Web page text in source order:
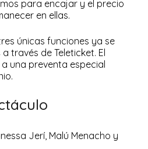
para encajar y el precio
en ellas.
únicas funciones ya se
través de Teleticket. El
una preventa especial
Jerí, Malú Menacho y